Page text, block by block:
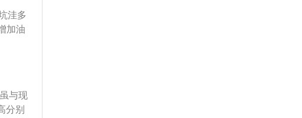
级别
，车
为宽
洼多
加油
用
多
在交
与现
分别